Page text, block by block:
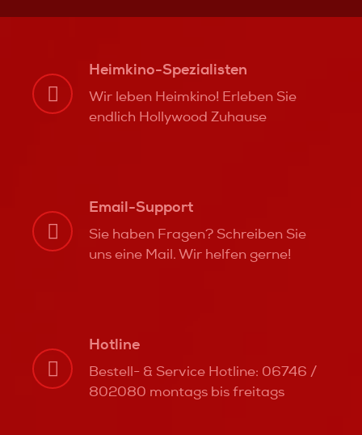
Heimkino-Spezialisten
Wir leben Heimkino! Erleben Sie
endlich Hollywood Zuhause
Email-Support
Sie haben Fragen? Schreiben Sie
uns eine Mail. Wir helfen gerne!
Hotline
Bestell- & Service Hotline: 06746 /
802080 montags bis freitags